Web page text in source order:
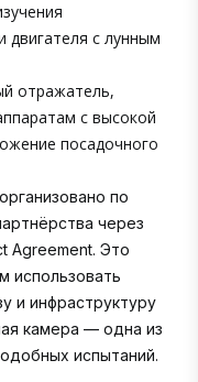
двигателя с лунным
отражатель,
с высокой
посадочного
по
через
Agreement. Это
использовать
и инфраструктуру
камера — одна из
испытаний.